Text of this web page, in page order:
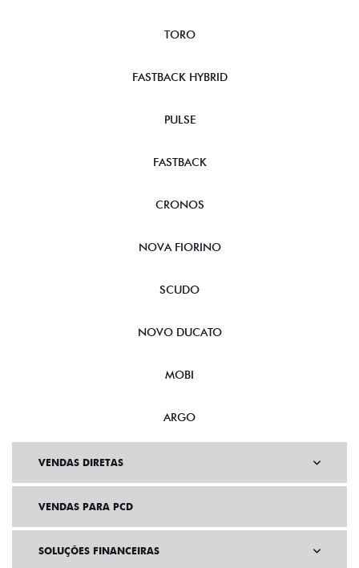
TORO
FASTBACK HYBRID
PULSE
FASTBACK
CRONOS
NOVA FIORINO
SCUDO
NOVO DUCATO
MOBI
ARGO
VENDAS DIRETAS
VENDAS PARA PCD
SOLUÇÕES FINANCEIRAS